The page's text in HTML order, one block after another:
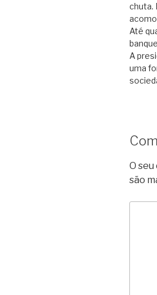
chuta.
Até
A
uma
O
são